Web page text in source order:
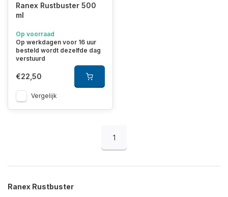
Ranex Rustbuster 500
ml
Op voorraad
Op werkdagen voor 16 uur
besteld wordt dezelfde dag
verstuurd
€22,50
Vergelijk
1
Ranex Rustbuster